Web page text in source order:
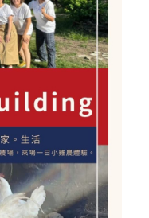
寶貴的一天，並透過
每一天的練習與學習，讓自己不斷地往卓越邁進！ …